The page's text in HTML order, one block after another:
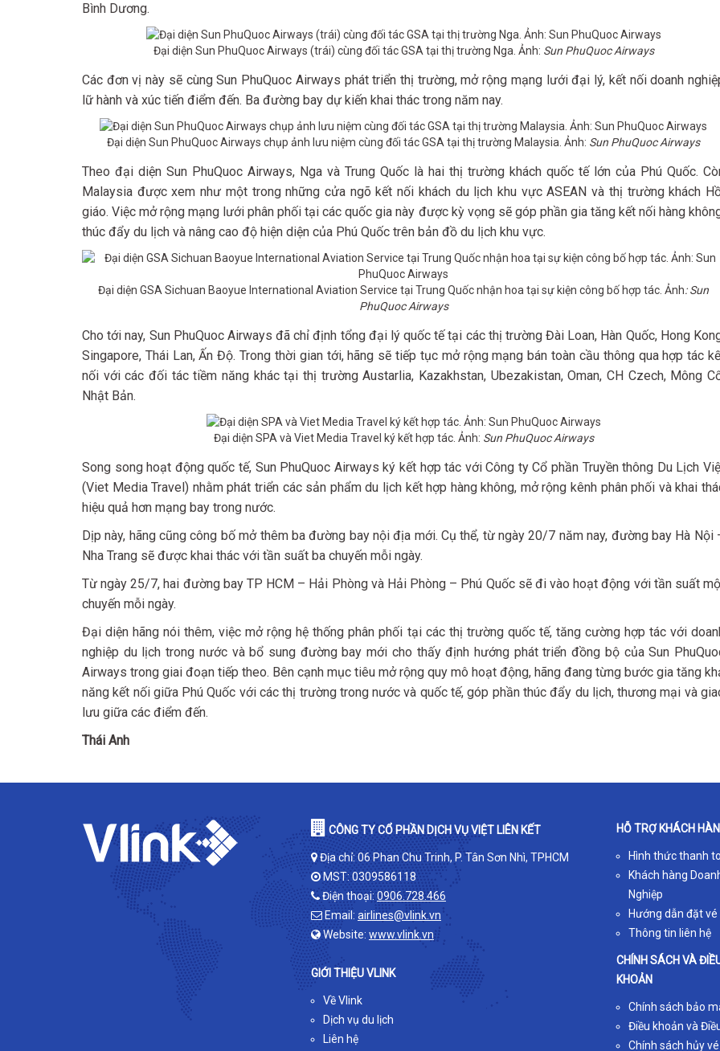
Bình Dương.
Đại diện Sun PhuQuoc Airways (trái) cùng đối tác GSA tại thị trường Nga. Ảnh: Sun PhuQuoc Airways
Các đơn vị này sẽ cùng Sun PhuQuoc Airways phát triển thị trường, mở rộng mạng lưới đại lý, kết nối doanh
lữ hành và xúc tiến điểm đến. Ba đường bay dự kiến khai thác trong năm nay.
Đại diện Sun PhuQuoc Airways chụp ảnh lưu niệm cùng đối tác GSA tại thị trường Malaysia. Ảnh: Sun PhuQuoc Airways
Theo đại diện Sun PhuQuoc Airways, Nga và Trung Quốc là hai thị trường khách quốc tế lớn của Phú Quốc.
Malaysia được xem như một trong những cửa ngõ kết nối khách du lịch khu vực ASEAN và thị trường khách
giáo. Việc mở rộng mạng lưới phân phối tại các quốc gia này được kỳ vọng sẽ góp phần gia tăng kết nối hàng
thúc đẩy du lịch và nâng cao độ hiện diện của Phú Quốc trên bản đồ du lịch khu vực.
Đại diện GSA Sichuan Baoyue International Aviation Service tại Trung Quốc nhận hoa tại sự kiện công bố hợp tác. Ảnh: Sun
PhuQuoc Airways
Cho tới nay, Sun PhuQuoc Airways đã chỉ định tổng đại lý quốc tế tại các thị trường Đài Loan, Hàn Quốc, Hong
Singapore, Thái Lan, Ấn Độ. Trong thời gian tới, hãng sẽ tiếp tục mở rộng mạng bán toàn cầu thông qua hợp tác
nối với các đối tác tiềm năng khác tại thị trường Austarlia, Kazakhstan, Ubezakistan, Oman, CH Czech, Mông
Nhật Bản.
Đại diện SPA và Viet Media Travel ký kết hợp tác. Ảnh: Sun PhuQuoc Airways
Song song hoạt động quốc tế, Sun PhuQuoc Airways ký kết hợp tác với Công ty Cổ phần Truyền thông Du Lịch
(Viet Media Travel) nhằm phát triển các sản phẩm du lịch kết hợp hàng không, mở rộng kênh phân phối và khai
hiệu quả hơn mạng bay trong nước.
Dịp này, hãng cũng công bố mở thêm ba đường bay nội địa mới. Cụ thể, từ ngày 20/7 năm nay, đường bay Hà Nội
Nha Trang sẽ được khai thác với tần suất ba chuyến mỗi ngày.
Từ ngày 25/7, hai đường bay TP HCM – Hải Phòng và Hải Phòng – Phú Quốc sẽ đi vào hoạt động với tần suất
chuyến mỗi ngày.
Đại diện hãng nói thêm, việc mở rộng hệ thống phân phối tại các thị trường quốc tế, tăng cường hợp tác với
nghiệp du lịch trong nước và bổ sung đường bay mới cho thấy định hướng phát triển đồng bộ của Sun
Airways trong giai đoạn tiếp theo. Bên cạnh mục tiêu mở rộng quy mô hoạt động, hãng đang từng bước gia tăng
năng kết nối giữa Phú Quốc với các thị trường trong nước và quốc tế, góp phần thúc đẩy du lịch, thương mại và
lưu giữa các điểm đến.
Thái Anh
CÔNG TY CỔ PHẦN DỊCH VỤ VIỆT LIÊN KẾT
Địa chỉ: 06 Phan Chu Trinh, P. Tân Sơn Nhì, TPHCM
MST: 0309586118
Điện thoại: 0906.728.466
Email: airlines@vlink.vn
Website: www.vlink.vn
GIỚI THIỆU VLINK
Về Vlink
Dịch vụ du lịch
Liên hệ
HỖ TRỢ KHÁCH
Hình thức thanh
Khách hàng
Nghiệp
Hướng dẫn đặt vé
Thông tin liên hệ
CHÍNH SÁCH VÀ
KHOẢN
Chính sách bảo
Điều khoản và
Chính sách hủy vé